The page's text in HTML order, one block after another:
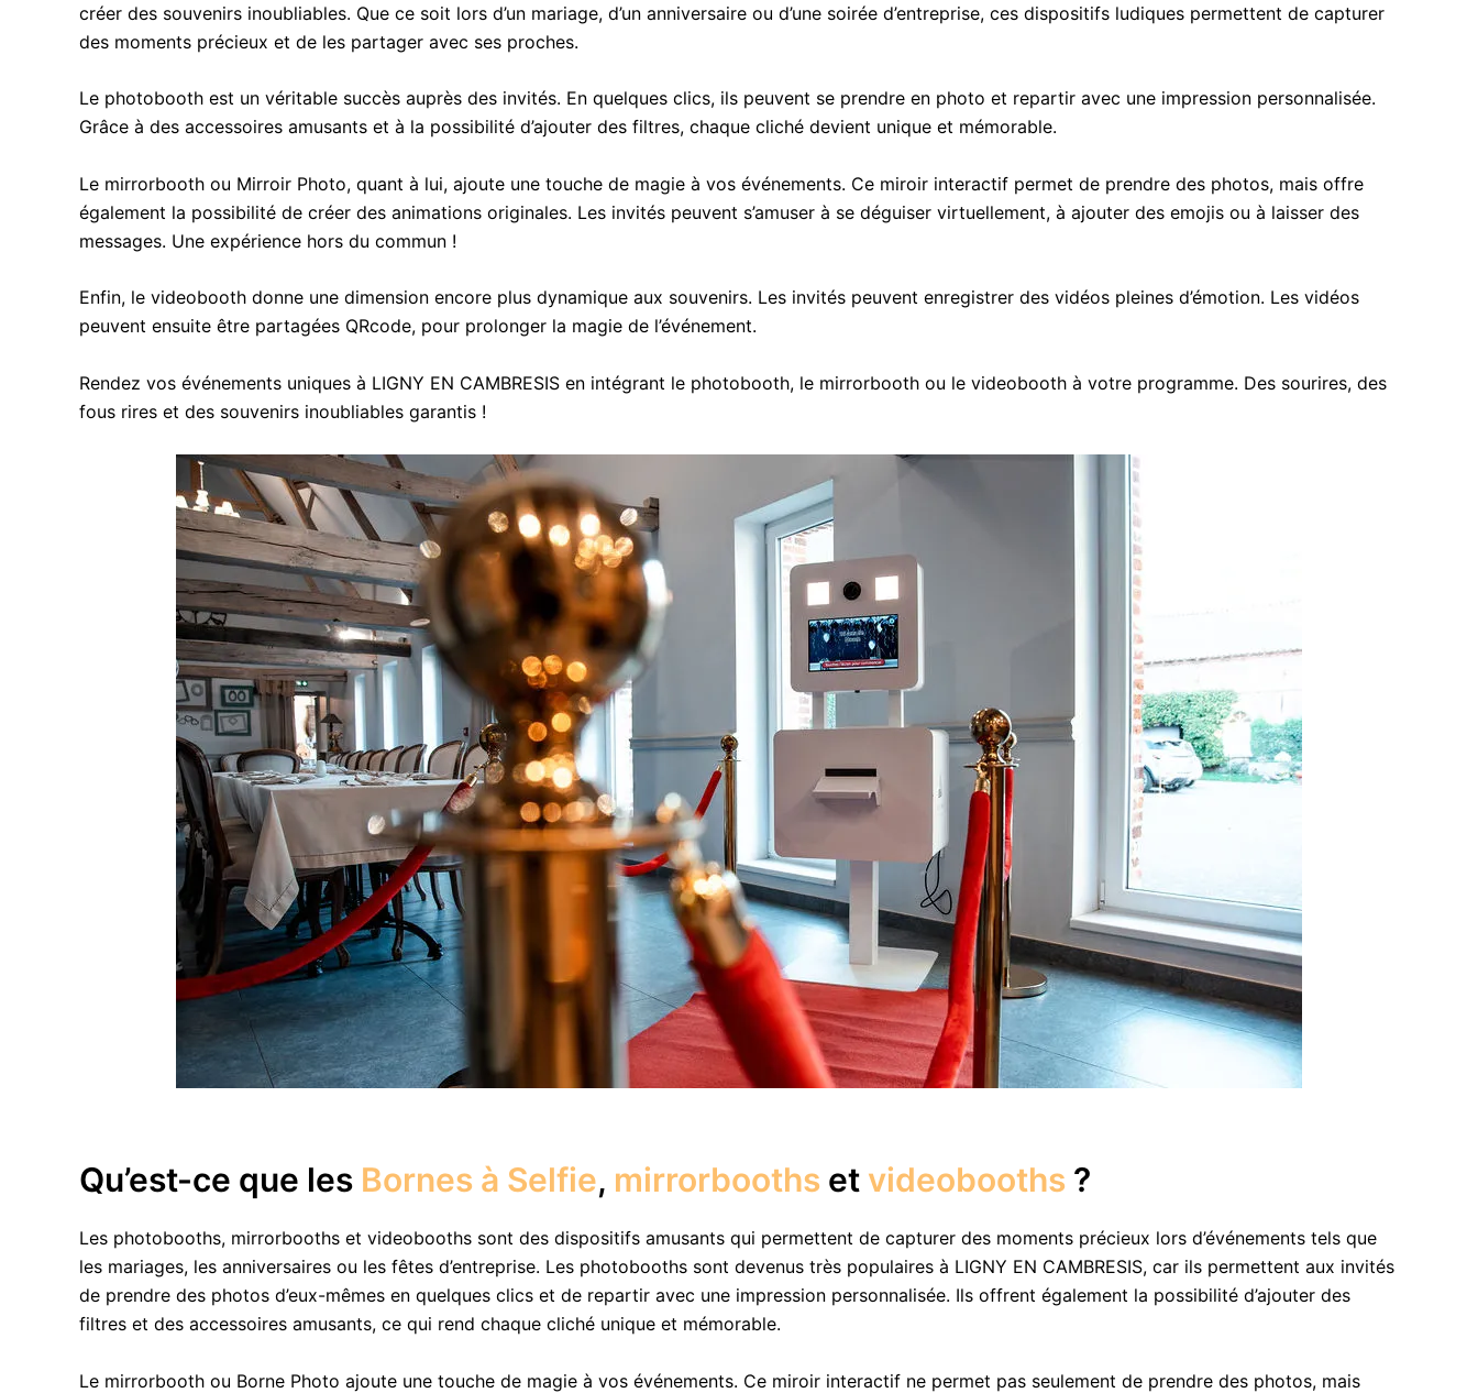
créer des souvenirs inoubliables. Que ce soit lors d’un mariage, d’un anniversaire ou d’une soirée d’entreprise, ces dispositifs ludiques permettent de capturer
des moments précieux et de les partager avec ses proches.
Le photobooth est un véritable succès auprès des invités. En quelques clics, ils peuvent se prendre en photo et repartir avec une impression personnalisée.
Grâce à des accessoires amusants et à la possibilité d’ajouter des filtres, chaque cliché devient unique et mémorable.
Le mirrorbooth ou Mirroir Photo, quant à lui, ajoute une touche de magie à vos événements. Ce miroir interactif permet de prendre des photos, mais offre
également la possibilité de créer des animations originales. Les invités peuvent s’amuser à se déguiser virtuellement, à ajouter des emojis ou à laisser des
messages. Une expérience hors du commun !
Enfin, le videobooth donne une dimension encore plus dynamique aux souvenirs. Les invités peuvent enregistrer des vidéos pleines d’émotion. Les vidéos
peuvent ensuite être partagées QRcode, pour prolonger la magie de l’événement.
Rendez vos événements uniques à LIGNY EN CAMBRESIS en intégrant le photobooth, le mirrorbooth ou le videobooth à votre programme. Des sourires, des
fous rires et des souvenirs inoubliables garantis !
Qu’est-ce que les Bornes à Selfie, mirrorbooths et videobooths ?
Les photobooths, mirrorbooths et videobooths sont des dispositifs amusants qui permettent de capturer des moments précieux lors d’événements tels que
les mariages, les anniversaires ou les fêtes d’entreprise. Les photobooths sont devenus très populaires à LIGNY EN CAMBRESIS, car ils permettent aux invités
de prendre des photos d’eux-mêmes en quelques clics et de repartir avec une impression personnalisée. Ils offrent également la possibilité d’ajouter des
filtres et des accessoires amusants, ce qui rend chaque cliché unique et mémorable.
Le mirrorbooth ou Borne Photo ajoute une touche de magie à vos événements. Ce miroir interactif ne permet pas seulement de prendre des photos, mais